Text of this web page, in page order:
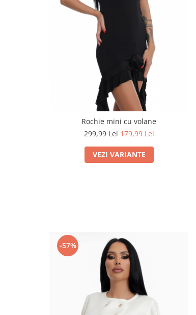
Rochie mini cu volane
299,99 Lei179,99 Lei
VEZI VARIANTE
-57%